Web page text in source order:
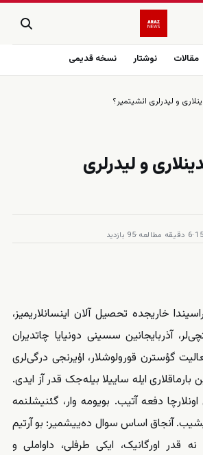
مقالات نوشتار نسخه قدیمی
و لیدرلری ائشیتمیر؟
و لیدرلری
·6 دقیقه مطالعه ·95 بازدید
آراسیندا خاریجده تحصیل آلان اینسانلاریمیز،
آذربایجانین سسینی دونیایا چاتدیران
گؤسترن قورولوشلار، اؤیرنجی درگی‌لری
بارماقلاری ایله ساییلا بیله‌جک قدر آز ایدی.
دفعه آتیب. بویومه وار، گئنیشلنمه
آنجاق اساس سوال ده‌ییشمیر: بو آرتیم
نه قدر اورگانیک، ایکی طرفلی، داواملی و